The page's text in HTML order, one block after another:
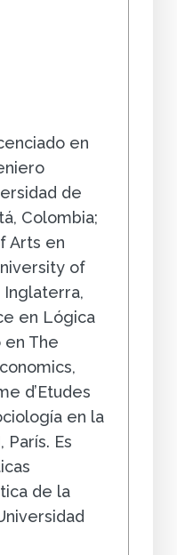
en
de
Colombia;
Arts en
of
Inglaterra,
en Lógica
The
d’Etudes
en la
París. Es
de la